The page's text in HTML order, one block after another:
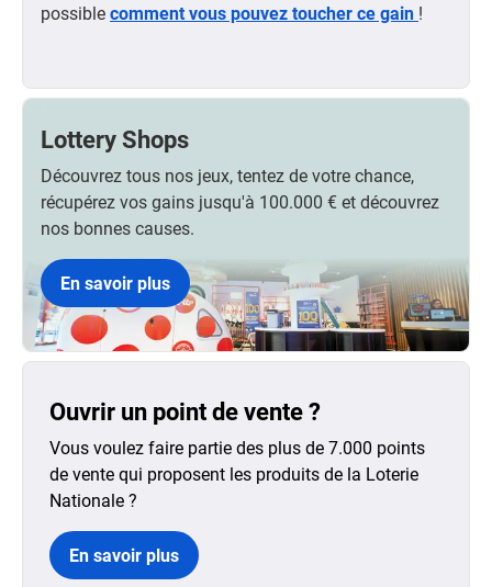
possiblecomment vous pouvez toucher ce gain !
Lottery Shops
Découvrez tous nos jeux, tentez de votre chance,
récupérez vos gains jusqu'à 100.000 € et découvrez
nos bonnes causes.
En savoir plus
Ouvrir un point de vente ?
Vous voulez faire partie des plus de 7.000 points
de vente qui proposent les produits de la Loterie
Nationale ?
En savoir plus